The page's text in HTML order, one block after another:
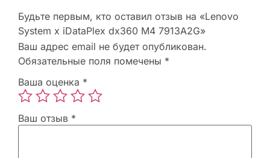
Будьте первым, кто оставил отзыв на «Lenovo
System x iDataPlex dx360 M4 7913A2G»
Ваш адрес email не будет опубликован.
Обязательные поля помечены *
Ваша оценка *
Ваш отзыв *